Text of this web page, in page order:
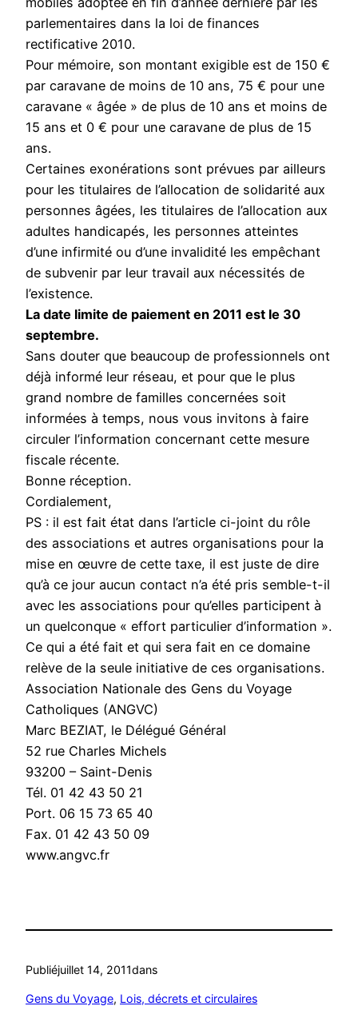
parlementaires dans la loi de finances
rectificative 2010.
Pour mémoire, son montant exigible est de 150 €
par caravane de moins de 10 ans, 75 € pour une
caravane « âgée » de plus de 10 ans et moins de
15 ans et 0 € pour une caravane de plus de 15
ans.
Certaines exonérations sont prévues par ailleurs
pour les titulaires de l’allocation de solidarité aux
personnes âgées, les titulaires de l’allocation aux
adultes handicapés, les personnes atteintes
d’une infirmité ou d’une invalidité les empêchant
de subvenir par leur travail aux nécessités de
l’existence.
La date limite de paiement en 2011 est le 30
septembre.
Sans douter que beaucoup de professionnels ont
déjà informé leur réseau, et pour que le plus
grand nombre de familles concernées soit
informées à temps, nous vous invitons à faire
circuler l’information concernant cette mesure
fiscale récente.
Bonne réception.
Cordialement,
PS : il est fait état dans l’article ci-joint du rôle
des associations et autres organisations pour la
mise en œuvre de cette taxe, il est juste de dire
qu’à ce jour aucun contact n’a été pris semble-t-il
avec les associations pour qu’elles participent à
un quelconque « effort particulier d’information ».
Ce qui a été fait et qui sera fait en ce domaine
relève de la seule initiative de ces organisations.
Association Nationale des Gens du Voyage
Catholiques (ANGVC)
Marc BEZIAT, le Délégué Général
52 rue Charles Michels
93200 – Saint-Denis
Tél. 01 42 43 50 21
Port. 06 15 73 65 40
Fax. 01 42 43 50 09
www.angvc.fr
Publiéjuillet 14, 2011dans
Gens du Voyage, Lois, décrets et circulaires